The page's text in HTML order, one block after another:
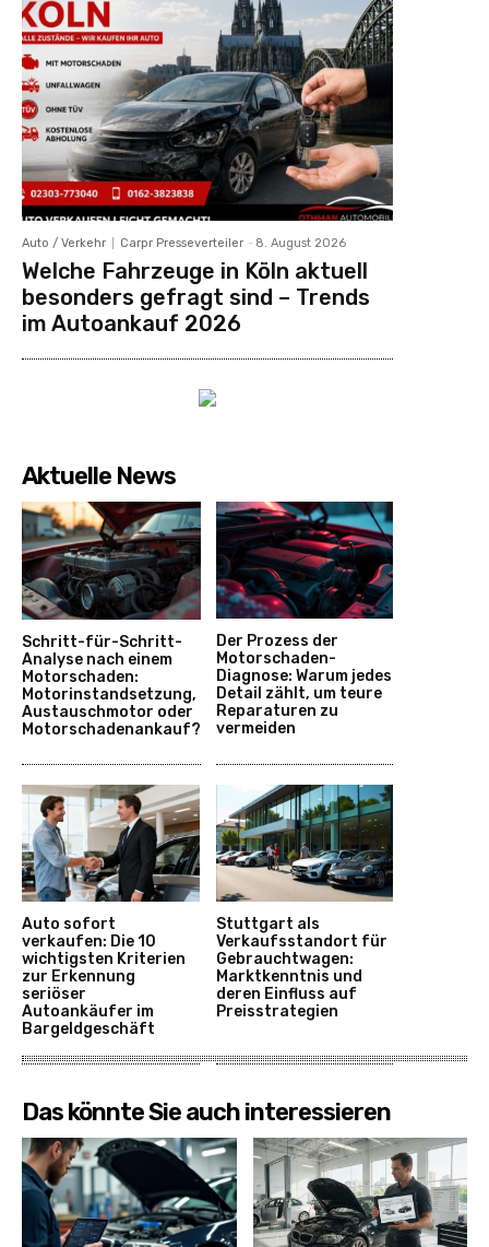
Auto / Verkehr Carpr Presseverteiler - 8. August 2026
Welche Fahrzeuge in Köln aktuell
besonders gefragt sind – Trends
im Autoankauf 2026
Aktuelle News
Schritt-für-Schritt-
Analyse nach einem
Motorschaden:
Motorinstandsetzung,
Austauschmotor oder
Motorschadenankauf?
Der Prozess der
Motorschaden-
Diagnose: Warum jedes
Detail zählt, um teure
Reparaturen zu
vermeiden
Auto sofort
verkaufen: Die 10
wichtigsten Kriterien
zur Erkennung
seriöser
Autoankäufer im
Bargeldgeschäft
Stuttgart als
Verkaufsstandort für
Gebrauchtwagen:
Marktkenntnis und
deren Einfluss auf
Preisstrategien
Das könnte Sie auch interessieren